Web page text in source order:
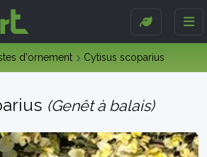
d'ornement Cytisus scoparius
(Genêt à balais)